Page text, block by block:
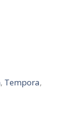
, Tempora,